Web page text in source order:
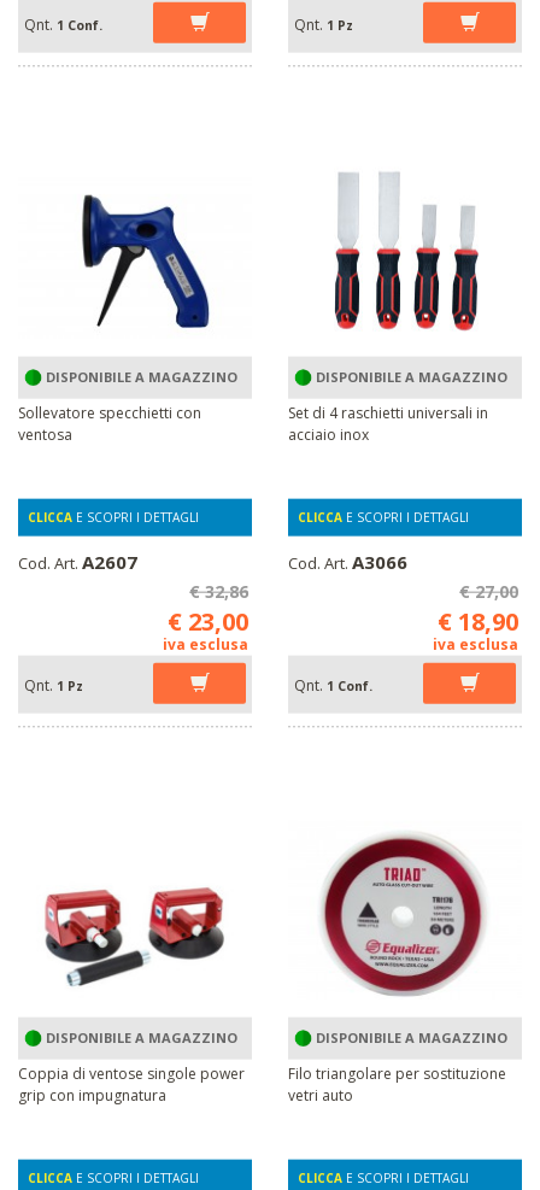
Qnt. 1 Conf.
Qnt. 1 Pz
DISPONIBILE A MAGAZZINO
Sollevatore specchietti con
ventosa
CLICCA E SCOPRI I DETTAGLI
Cod. Art. A2607
€ 32,86
€ 23,00
iva esclusa
Qnt. 1 Pz
DISPONIBILE A MAGAZZINO
Set di 4 raschietti universali in
acciaio inox
CLICCA E SCOPRI I DETTAGLI
Cod. Art. A3066
€ 27,00
€ 18,90
iva esclusa
Qnt. 1 Conf.
DISPONIBILE A MAGAZZINO
Coppia di ventose singole power
grip con impugnatura
CLICCA E SCOPRI I DETTAGLI
DISPONIBILE A MAGAZZINO
Filo triangolare per sostituzione
vetri auto
CLICCA E SCOPRI I DETTAGLI